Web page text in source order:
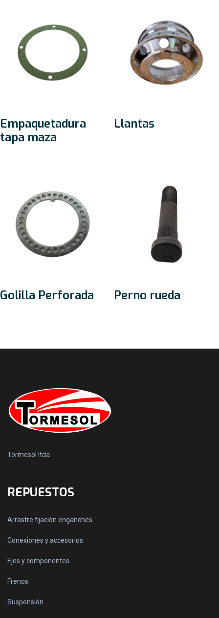
Empaquetadura
tapa maza
Llantas
Golilla Perforada Perno rueda
Tormesol ltda.
REPUESTOS
Arrastre fijación enganches
Conexiones y accesorios
Ejes y componentes
Frenos
Suspensión